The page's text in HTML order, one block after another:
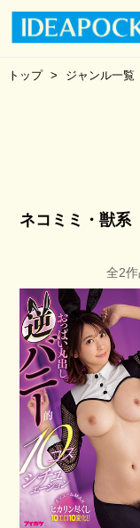
トップ ジャンル一覧
ネコミミ・獣系
全2